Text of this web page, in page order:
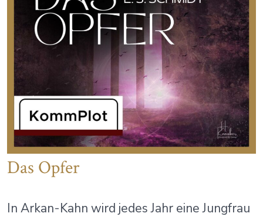
Das Opfer
In Arkan-Kahn wird jedes Jahr eine Jungfrau